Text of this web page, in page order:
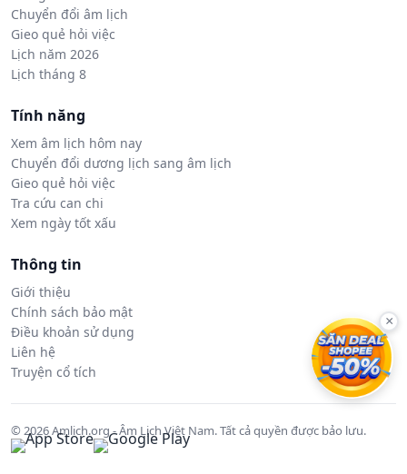
Chuyển đổi âm lịch
Gieo quẻ hỏi việc
Lịch năm 2026
Lịch tháng 8
Tính năng
Xem âm lịch hôm nay
Chuyển đổi dương lịch sang âm lịch
Gieo quẻ hỏi việc
Tra cứu can chi
Xem ngày tốt xấu
Thông tin
Giới thiệu
Chính sách bảo mật
Điều khoản sử dụng
Liên hệ
Truyện cổ tích
© 2026 Amlich.org - Âm Lịch Việt Nam. Tất cả quyền được bảo lưu.
×